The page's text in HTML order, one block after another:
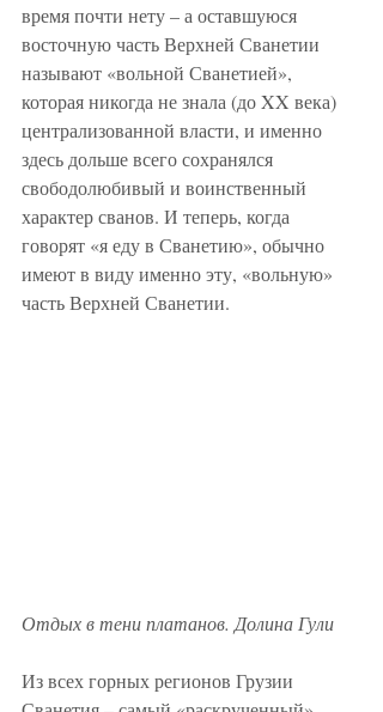
время почти нету – а оставшуюся
восточную часть Верхней Сванетии
называют «вольной Сванетией»,
которая никогда не знала (до XX века)
централизованной власти, и именно
здесь дольше всего сохранялся
свободолюбивый и воинственный
характер сванов. И теперь, когда
говорят «я еду в Сванетию», обычно
имеют в виду именно эту, «вольную»
часть Верхней Сванетии.
Отдых в тени платанов. Долина Гули
Из всех горных регионов Грузии